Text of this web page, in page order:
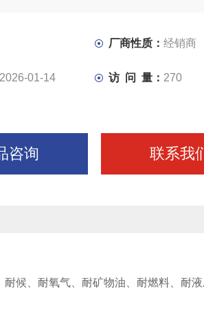
厂商性质： 经销商
2026-01-14 访 问 量： 270
咨询 联系我
候、耐氧气、耐矿物油、耐燃料、耐